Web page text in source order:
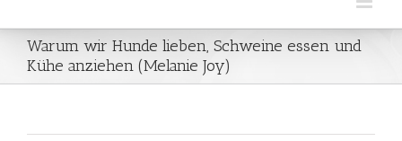
Warum wir Hunde lieben, Schweine essen und
Kühe anziehen (Melanie Joy)